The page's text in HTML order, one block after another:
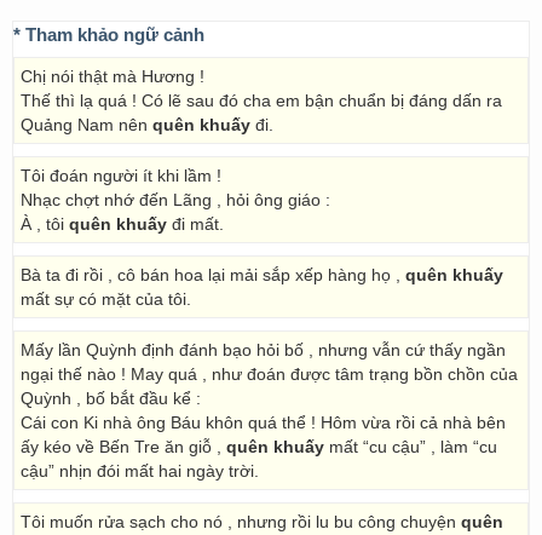
* Tham khảo ngữ cảnh
Chị nói thật mà Hương !
Thế thì lạ quá ! Có lẽ sau đó cha em bận chuẩn bị đáng dấn ra
Quảng Nam nên quên khuấy đi.
Tôi đoán người ít khi lầm !
Nhạc chợt nhớ đến Lãng , hỏi ông giáo :
À , tôi quên khuấy đi mất.
Bà ta đi rồi , cô bán hoa lại mải sắp xếp hàng họ , quên khuấy
mất sự có mặt của tôi.
Mấy lần Quỳnh định đánh bạo hỏi bố , nhưng vẫn cứ thấy ngần
ngại thế nào ! May quá , như đoán được tâm trạng bồn chồn của
Quỳnh , bố bắt đầu kể :
Cái con Ki nhà ông Báu khôn quá thể ! Hôm vừa rồi cả nhà bên
ấy kéo về Bến Tre ăn giỗ , quên khuấy mất “cu cậu” , làm “cu
cậu” nhịn đói mất hai ngày trời.
Tôi muốn rửa sạch cho nó , nhưng rồi lu bu công chuyện quên